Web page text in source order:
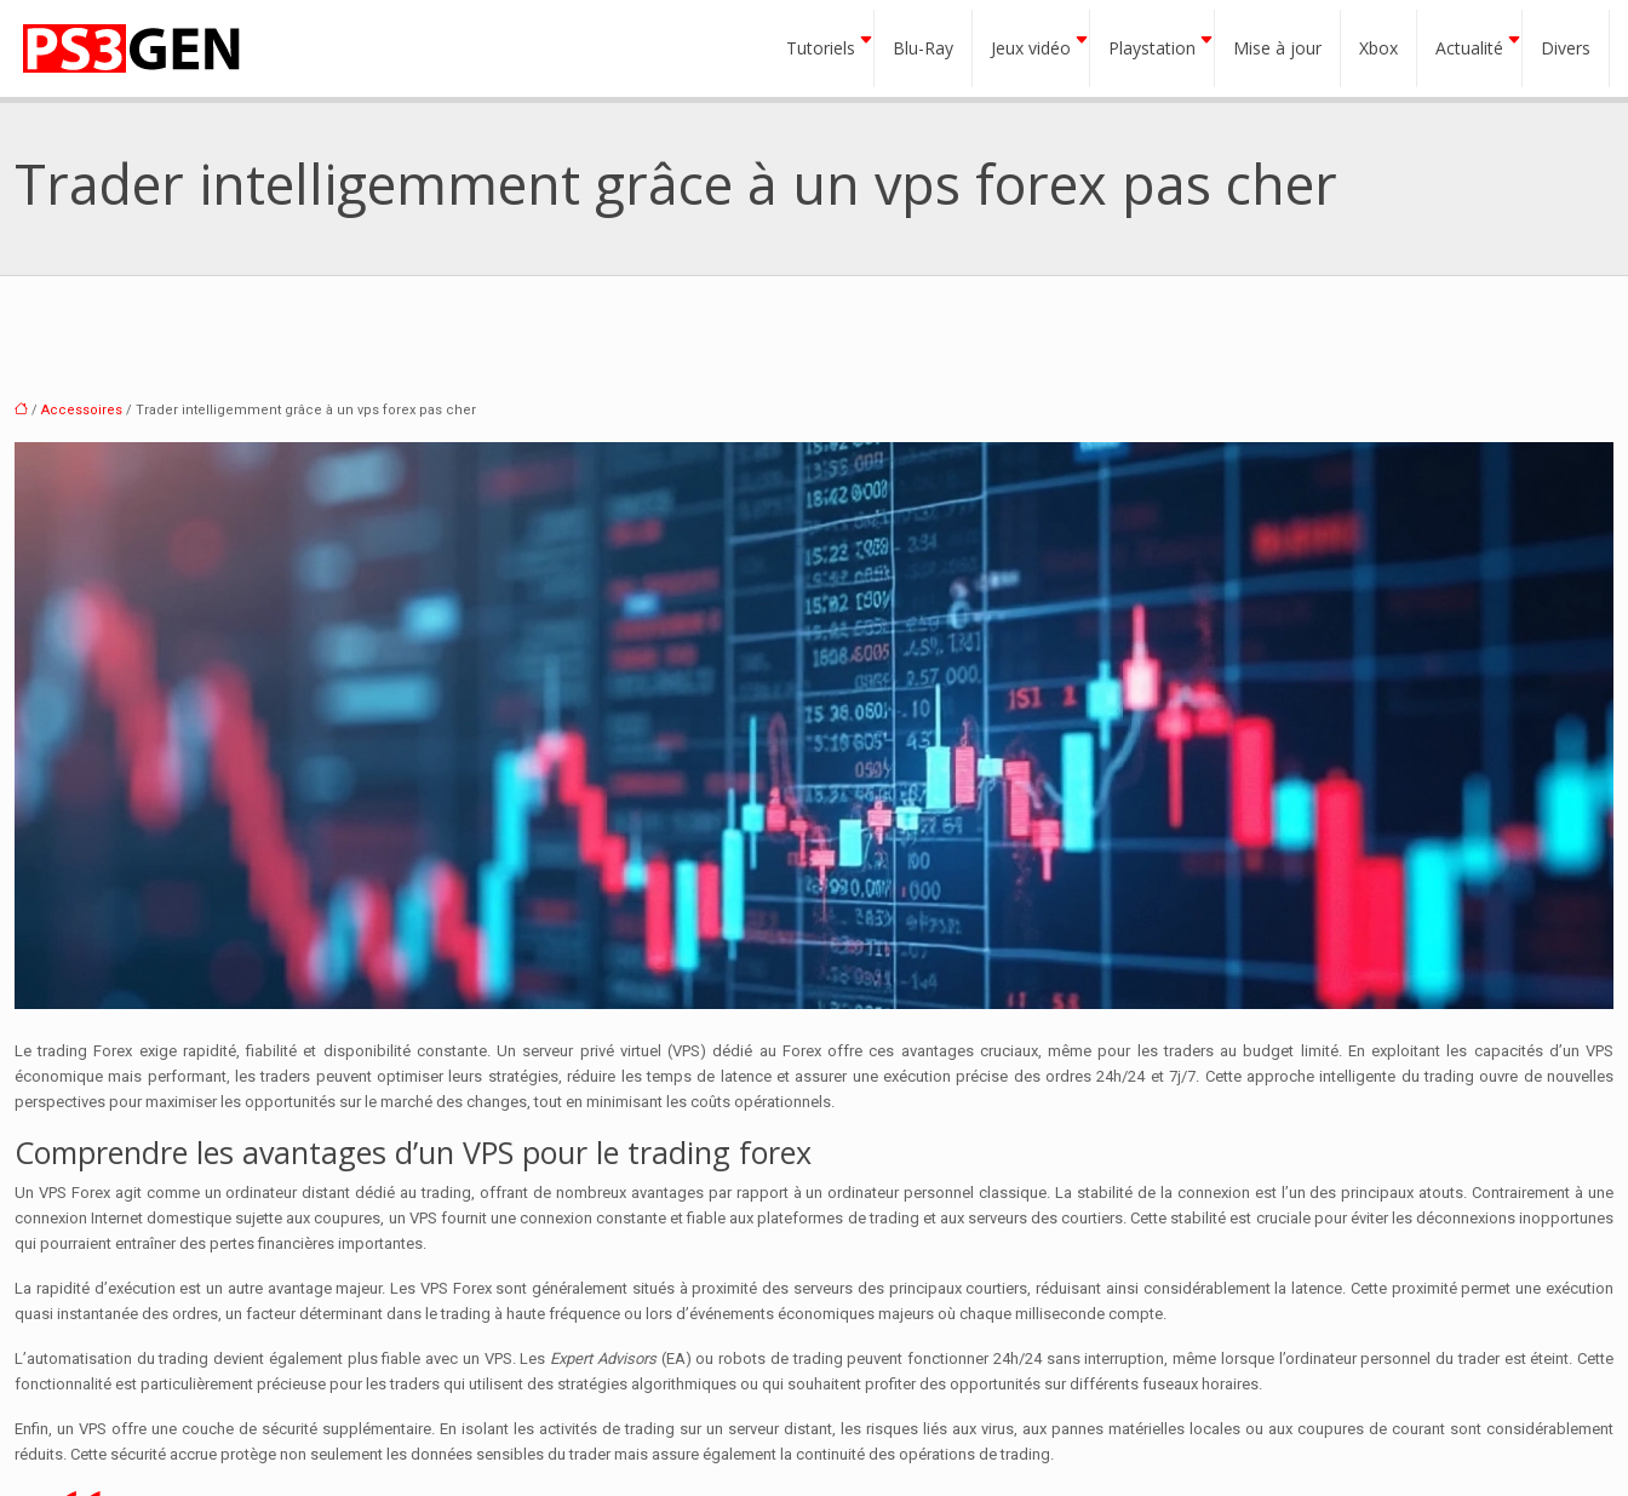
Tutoriels Blu-Ray Jeux vidéo Playstation Mise à jour Xbox Actualité Divers
Trader intelligemment grâce à un vps forex pas cher
/ Accessoires / Trader intelligemment grâce à un vps forex pas cher
Le trading Forex exige rapidité, fiabilité et disponibilité constante. Un serveur privé virtuel (VPS) dédié au Forex offre ces avantages cruciaux, même pour les traders au budget limité. En exploitant les capacités d’un VPS
économique mais performant, les traders peuvent optimiser leurs stratégies, réduire les temps de latence et assurer une exécution précise des ordres 24h/24 et 7j/7. Cette approche intelligente du trading ouvre de nouvelles
perspectives pour maximiser les opportunités sur le marché des changes, tout en minimisant les coûts opérationnels.
Comprendre les avantages d’un VPS pour le trading forex
Un VPS Forex agit comme un ordinateur distant dédié au trading, offrant de nombreux avantages par rapport à un ordinateur personnel classique. La stabilité de la connexion est l’un des principaux atouts. Contrairement à une
connexion Internet domestique sujette aux coupures, un VPS fournit une connexion constante et fiable aux plateformes de trading et aux serveurs des courtiers. Cette stabilité est cruciale pour éviter les déconnexions inopportunes
qui pourraient entraîner des pertes financières importantes.
La rapidité d’exécution est un autre avantage majeur. Les VPS Forex sont généralement situés à proximité des serveurs des principaux courtiers, réduisant ainsi considérablement la latence. Cette proximité permet une exécution
quasi instantanée des ordres, un facteur déterminant dans le trading à haute fréquence ou lors d’événements économiques majeurs où chaque milliseconde compte.
L’automatisation du trading devient également plus fiable avec un VPS. Les Expert Advisors (EA) ou robots de trading peuvent fonctionner 24h/24 sans interruption, même lorsque l’ordinateur personnel du trader est éteint. Cette
fonctionnalité est particulièrement précieuse pour les traders qui utilisent des stratégies algorithmiques ou qui souhaitent profiter des opportunités sur différents fuseaux horaires.
Enfin, un VPS offre une couche de sécurité supplémentaire. En isolant les activités de trading sur un serveur distant, les risques liés aux virus, aux pannes matérielles locales ou aux coupures de courant sont considérablement
réduits. Cette sécurité accrue protège non seulement les données sensibles du trader mais assure également la continuité des opérations de trading.